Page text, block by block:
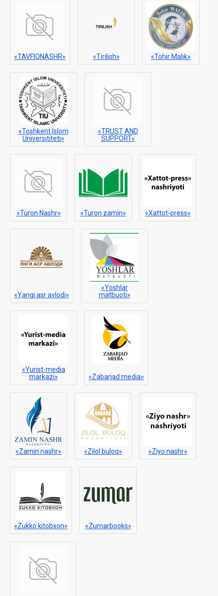
«TAVFIQNASHR» «Tirilish» «Tohir Malik»
«Toshkent Islom
Universititeti»
«TRUST AND
SUPPORT»
«Turon Nashr» «Turon zamin» «Xattot-press»
«Yangi asr avlodi»
«Yoshlar
matbuoti»
«Yurist-media
markazi»
«Zabarjad media»
«Zamin nashr» «Zilol buloq» «Ziyo nashr»
«Zukko kitobxon» «Zumarbooks»